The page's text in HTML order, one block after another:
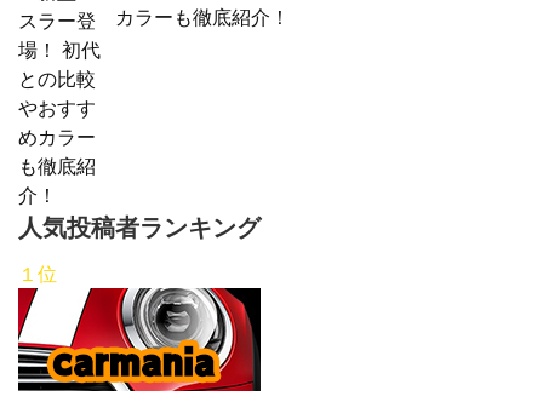
カラーも徹底紹介！
人気投稿者ランキング
１位